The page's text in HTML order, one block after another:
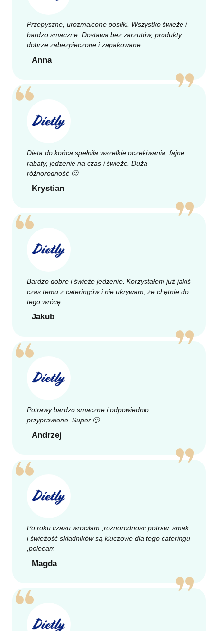
Przepyszne, urozmaicone posiłki. Wszystko świeże i
bardzo smaczne. Dostawa bez zarzutów, produkty
dobrze zabezpieczone i zapakowane.
Anna
Dieta do końca spełniła wszelkie oczekiwania, fajne
rabaty, jedzenie na czas i świeże. Duża
różnorodność 🙂
Krystian
Bardzo dobre i świeże jedzenie. Korzystałem już jakiś
czas temu z cateringów i nie ukrywam, że chętnie do
tego wrócę.
Jakub
Potrawy bardzo smaczne i odpowiednio
przyprawione. Super 🙂
Andrzej
Po roku czasu wróciłam ,różnorodność potraw, smak
i świeżość składników są kluczowe dla tego cateringu
,polecam
Magda